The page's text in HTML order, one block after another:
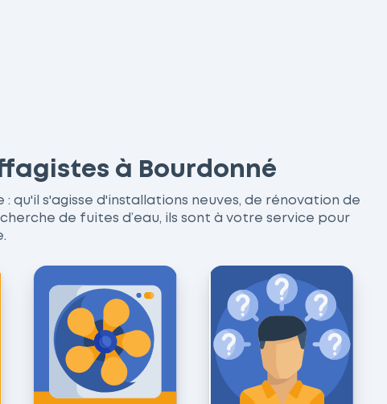
à Bourdonné
s'agisse d'installations neuves, de rénovation de
de fuites d’eau, ils sont à votre service pour